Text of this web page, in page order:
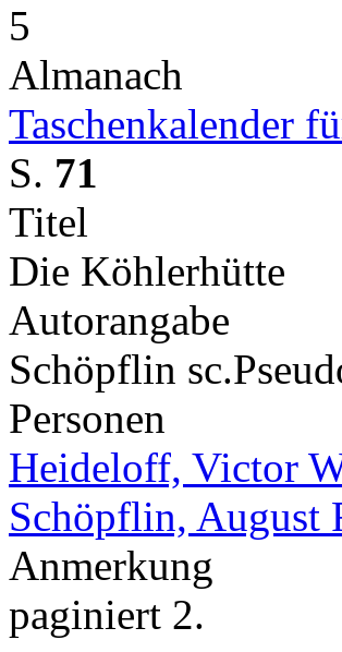
5
Almanach
Taschenkalender
S. 71
Titel
Die Köhlerhütte
Autorangabe
Schöpflin sc.
Personen
Heideloff, Victor
Schöpflin, August
Anmerkung
paginiert 2.